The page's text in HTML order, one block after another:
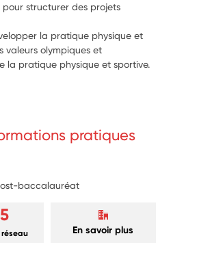
structurer des projets
la pratique physique et
valeurs olympiques et
la pratique physique et sportive.
pratiques
baccalauréat
En savoir plus